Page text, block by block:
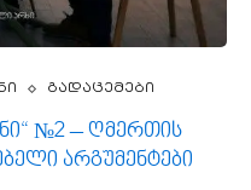
გადაცემები
№2 – ღმერთის
არგუმენტები